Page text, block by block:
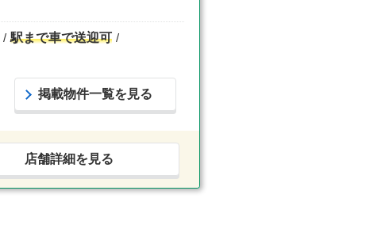
駅まで車で送迎可
掲載物件一覧を見る
店舗詳細を見る